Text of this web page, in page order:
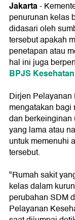
Jakarta-
penurunan kelas
didasari oleh
tersebut apakah
penetapan atau
hal ini juga
BPJS Kesehatan
Dirjen
mengatakan
dan berkeinginan
yang lama atau
untuk memenuhi
tersebut.
"Rumah sakit
kelas dalam
perubahan SDM
Pelayanan